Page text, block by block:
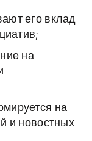
его вклад
на
на
и новостных